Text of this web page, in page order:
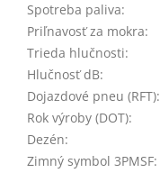
Spotreba paliva:
Priľnavosť za mokra:
Trieda hlučnosti:
Hlučnosť dB:
Dojazdové pneu (RFT):
Rok výroby (DOT):
Dezén:
Zimný symbol 3PMSF: